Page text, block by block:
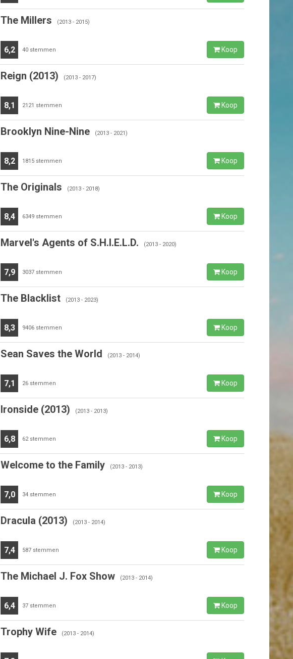
The Millers (2013 - 2015)
6,2 40 stemmen Koop
Reign (2013) (2013 - 2017)
8,1 2121 stemmen Koop
Brooklyn Nine-Nine (2013 - 2021)
8,2 1815 stemmen Koop
The Originals (2013 - 2018)
8,4 6349 stemmen Koop
Marvel's Agents of S.H.I.E.L.D. (2013 - 2020)
7,9 3037 stemmen Koop
The Blacklist (2013 - 2023)
8,3 9406 stemmen Koop
Sean Saves the World (2013 - 2014)
7,1 26 stemmen Koop
Ironside (2013) (2013 - 2013)
6,8 62stemmen Koop
Welcome to the Family (2013 - 2013)
7,0 34 stemmen Koop
Dracula (2013) (2013 - 2014)
7,4 587 stemmen Koop
The Michael J. Fox Show (2013 - 2014)
6,4 37 stemmen Koop
Trophy Wife (2013 - 2014)